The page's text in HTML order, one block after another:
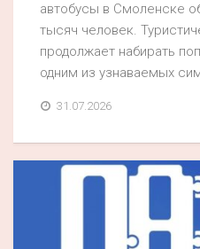
автобусы в Смоленске
тысяч человек.
продолжает набирать
одним из узнаваемых
31.07.2026